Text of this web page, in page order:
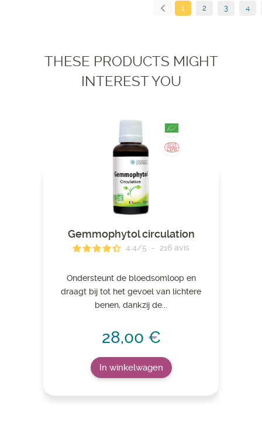
1 2 3 4
THESE PRODUCTS MIGHT
INTEREST YOU
Gemmophytol circulation
4.4/5 - 216 avis
Ondersteunt de bloedsomloop en
draagt ​​bij tot het gevoel van lichtere
benen, dankzij de...
28,00 €
In winkelwagen